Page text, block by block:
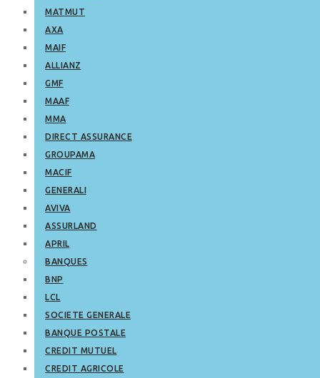
MATMUT
AXA
MAIF
ALLIANZ
GMF
MAAF
MMA
DIRECT ASSURANCE
GROUPAMA
MACIF
GENERALI
AVIVA
ASSURLAND
APRIL
BANQUES
BNP
LCL
SOCIETE GENERALE
BANQUE POSTALE
CREDIT MUTUEL
CREDIT AGRICOLE